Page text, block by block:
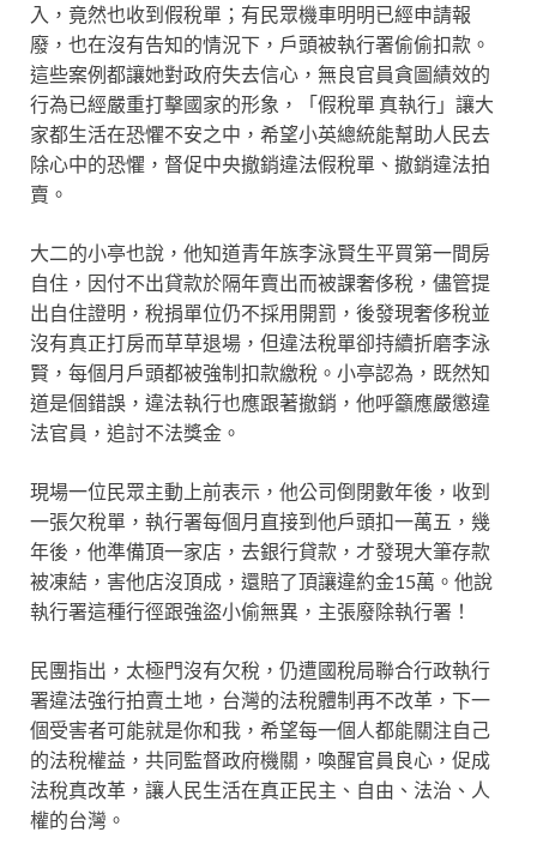
入，竟然也收到假稅單；有民眾機車明明已經申請報
廢，也在沒有告知的情況下，戶頭被執行署偷偷扣款。
這些案例都讓她對政府失去信心，無良官員貪圖績效的
行為已經嚴重打擊國家的形象，「假稅單 真執行」讓大
家都生活在恐懼不安之中，希望小英總統能幫助人民去
除心中的恐懼，督促中央撤銷違法假稅單、撤銷違法拍
賣。
大二的小亭也說，他知道青年族李泳賢生平買第一間房
自住，因付不出貸款於隔年賣出而被課奢侈稅，儘管提
出自住證明，稅捐單位仍不採用開罰，後發現奢侈稅並
沒有真正打房而草草退場，但違法稅單卻持續折磨李泳
賢，每個月戶頭都被強制扣款繳稅。小亭認為，既然知
道是個錯誤，違法執行也應跟著撤銷，他呼籲應嚴懲違
法官員，追討不法獎金。
現場一位民眾主動上前表示，他公司倒閉數年後，收到
一張欠稅單，執行署每個月直接到他戶頭扣一萬五，幾
年後，他準備頂一家店，去銀行貸款，才發現大筆存款
被凍結，害他店沒頂成，還賠了頂讓違約金15萬。他說
執行署這種行徑跟強盜小偷無異，主張廢除執行署！
民團指出，太極門沒有欠稅，仍遭國稅局聯合行政執行
署違法強行拍賣土地，台灣的法稅體制再不改革，下一
個受害者可能就是你和我，希望每一個人都能關注自己
的法稅權益，共同監督政府機關，喚醒官員良心，促成
法稅真改革，讓人民生活在真正民主、自由、法治、人
權的台灣。